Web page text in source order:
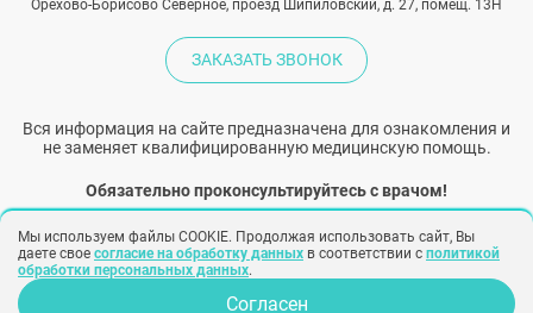
Орехово-Борисово Северное, проезд Шипиловский, д. 27, помещ. 13Н
ЗАКАЗАТЬ ЗВОНОК
Вся информация на сайте предназначена для ознакомления и
не заменяет квалифицированную медицинскую помощь.
Обязательно проконсультируйтесь с врачом!
Народный рейтинг хирургов
Мы используем файлы COOKIE. Продолжая использовать сайт, Вы
даете свое согласие на обработку данных в соответствии с политикой
обработки персональных данных.
Согласен